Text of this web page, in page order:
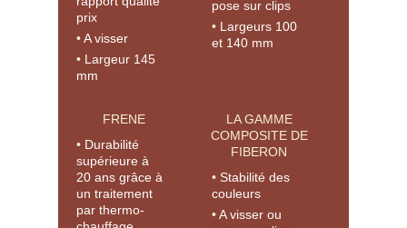
prix
A visser
Largeur 145
mm
pose sur clips
Largeurs 100
et 140 mm
FRENE
Durabilité
supérieure à
20 ans grâce à
un traitement
par thermo-
LA GAMME
COMPOSITE DE
FIBERON
Stabilité des
couleurs
A visser ou